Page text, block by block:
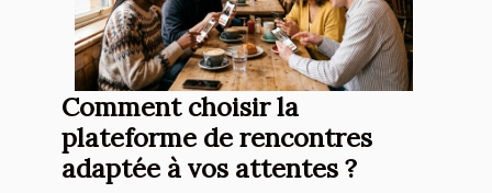
Comment choisir la
plateforme de rencontres
adaptée à vos attentes ?